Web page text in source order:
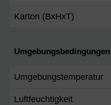
Karton (BxHxT)
Umgebungstemperatur
Luftfeuchtigkeit